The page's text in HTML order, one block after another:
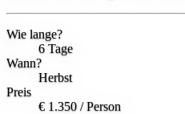
Wie lange?
6 Tage
Wann?
Herbst
Preis
€ 1.350 / Person